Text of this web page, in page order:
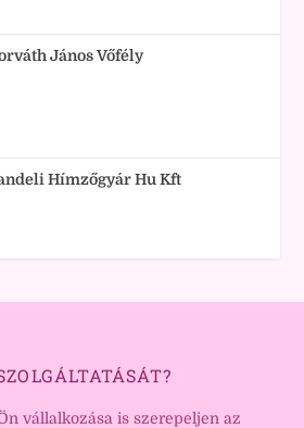
János Vőfély
Hímzőgyár Hu Kft
vállalkozása is szerepeljen az